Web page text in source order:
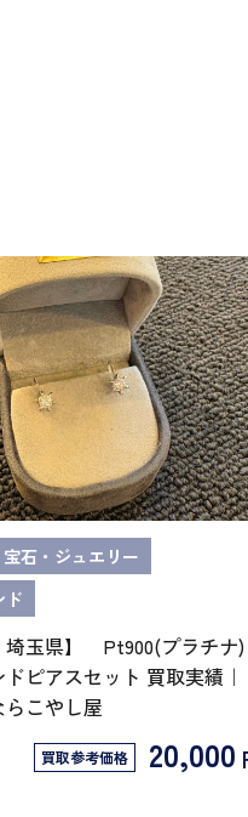
宝石・ジュエリー
ド
埼玉県】 Pt900(プラチナ)
ピアスセット 買取実績｜
こやし屋
買取参考価格 20,000